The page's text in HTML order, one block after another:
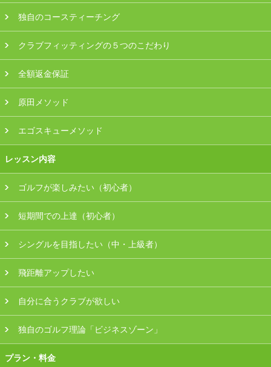
独自のコースティーチング
クラブフィッティングの５つのこだわり
全額返金保証
原田メソッド
エゴスキューメソッド
レッスン内容
ゴルフが楽しみたい（初心者）
短期間での上達（初心者）
シングルを目指したい（中・上級者）
飛距離アップしたい
自分に合うクラブが欲しい
独自のゴルフ理論「ビジネスゾーン」
プラン・料金